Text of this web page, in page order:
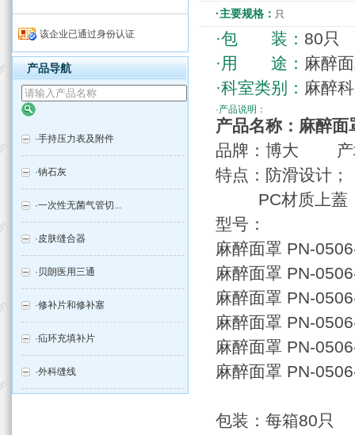
·主要规格： 只
·包 装： 80只
·用 途： 麻醉
·科室类别： 麻醉
·产品说明：
产品名称：麻醉
品牌：博大 产
特点：防滑设计；
PC材质上蓋
型号：
麻醉面罩 PN-
麻醉面罩 PN-
麻醉面罩 PN-
麻醉面罩 PN-
麻醉面罩 PN-
麻醉面罩 PN-
包装：每箱80只
该企业已通过身份认证
产品导航
·手持压力表及附件
·钠石灰
·一次性无菌气管切...
·皮肤缝合器
· 贝朗医用三通
·修补片和修补塞
·疝环充填补片
·外科缝线